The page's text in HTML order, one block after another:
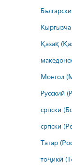
Қазақ
Монгол
Русский
српски
српски
Татар
тоҷикӣ